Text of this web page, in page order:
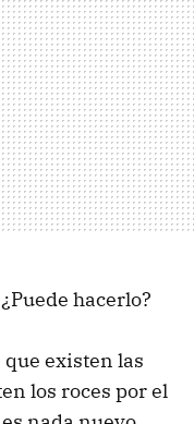
hacerlo?
que existen las
los roces por el